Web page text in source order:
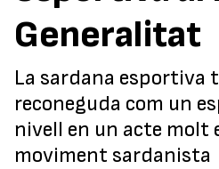
Generalitat
La sardana esportiva
reconeguda com un
nivell en un acte molt
moviment sardanista